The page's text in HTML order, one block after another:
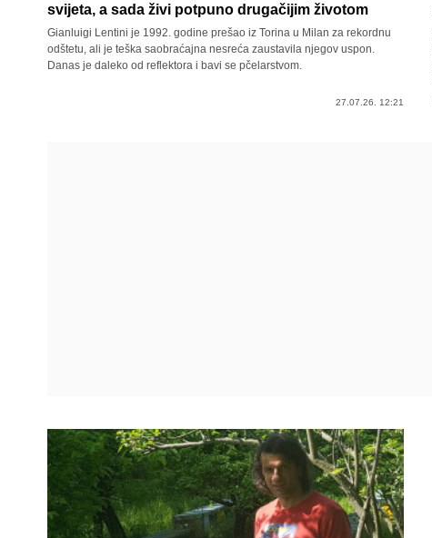
svijeta, a sada živi potpuno drugačijim životom
Gianluigi Lentini je 1992. godine prešao iz Torina u Milan za rekordnu
odštetu, ali je teška saobraćajna nesreća zaustavila njegov uspon.
Danas je daleko od reflektora i bavi se pčelarstvom.
27.07.26. 12:21